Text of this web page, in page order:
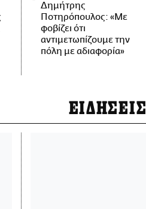
Δημήτρης
Ποτηρόπουλος: «Με
φοβίζει ότι
αντιμετωπίζουμε την
πόλη με αδιαφορία»
ΕΙΔΗΣΕΙΣ